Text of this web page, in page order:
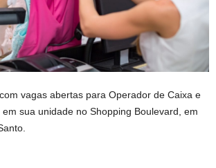
vagas abertas para Operador de Caixa e
sua unidade no Shopping Boulevard, em